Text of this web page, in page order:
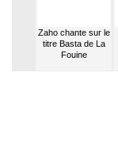
Zaho chante sur le
titre Basta de La
Fouine